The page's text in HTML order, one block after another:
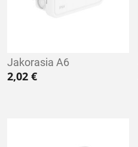
Jakorasia A6
2,02 €